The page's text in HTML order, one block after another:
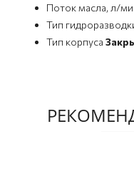
Поток масла, л/
Тип
Тип корпуса